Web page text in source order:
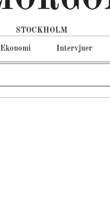
STOCKHOLM
Ekonomi Intervjuer